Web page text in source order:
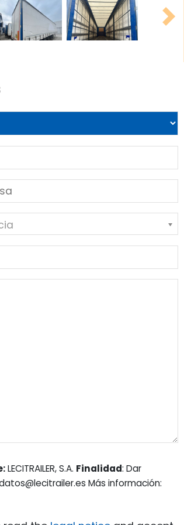
Next
LECITRAILER, S.A. Finalidad: Dar
Más información: